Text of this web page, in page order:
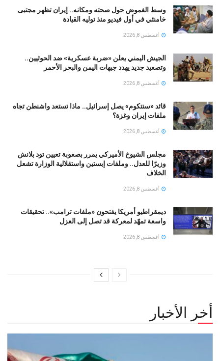
وسط الغموض حول صحته ومكانه.. إيران تظهر مجتبى
خامنئي في أول فيديو منذ توليه القيادة
أغسطس 8, 2026
الجيش اليمني يعلن «ضربة عسكرية» ضد الحوثيين..
وتصعيد جديد يهدد جبهات اليمن والبحر الأحمر
أغسطس 8, 2026
قائد «سنتكوم» يصل إسرائيل.. ماذا تستعد واشنطن تجاه
ملفات إيران وغزة؟
أغسطس 8, 2026
مجلس الشيوخ الأميركي يمرر بصعوبة تعيين تود بلانش
وزيرًا للعدل.. وملفات إبستين واستقلالية الوزارة تشعل
الخلاف
أغسطس 8, 2026
ديمقراطيو أمريكا يفتحون «ملفات ترامب».. تحقيقات
واسعة تمهّد لمعركة قد تصل إلى العزل
أغسطس 8, 2026
أخر الأخبار